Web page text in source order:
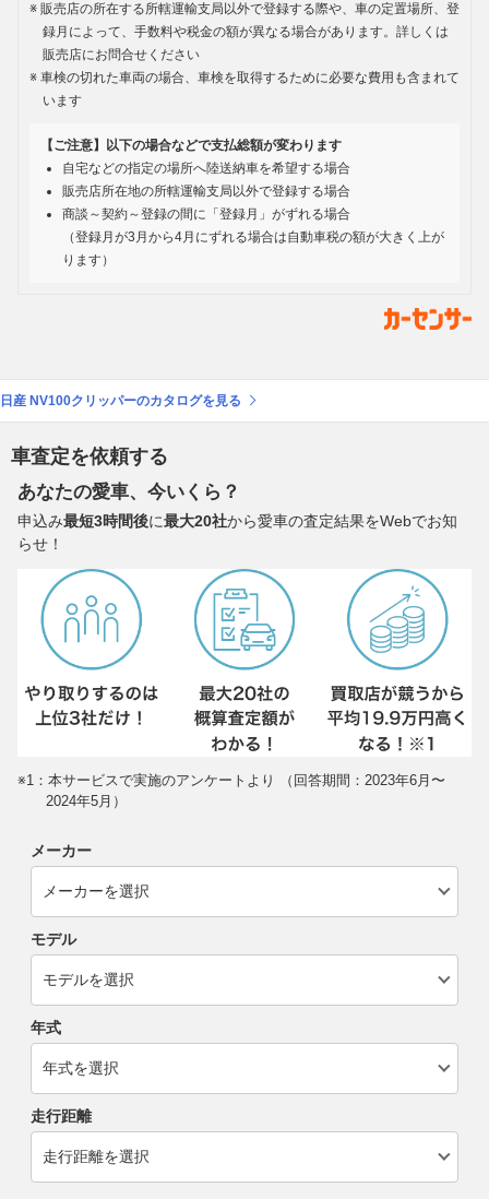
販売店の所在する所轄運輸支局以外で登録する際や、車の定置場所、登
録月によって、手数料や税金の額が異なる場合があります。詳しくは
販売店にお問合せください
車検の切れた車両の場合、車検を取得するために必要な費用も含まれて
います
【ご注意】以下の場合などで支払総額が変わります
自宅などの指定の場所へ陸送納車を希望する場合
販売店所在地の所轄運輸支局以外で登録する場合
商談～契約～登録の間に「登録月」がずれる場合
（登録月が3月から4月にずれる場合は自動車税の額が大きく上が
ります）
日産 NV100クリッパーのカタログを見る
車査定を依頼する
あなたの愛車、今いくら？
申込み最短3時間後に最大20社から愛車の査定結果をWebでお知
らせ！
※1：本サービスで実施のアンケートより （回答期間：2023年6月〜
2024年5月）
メーカー
モデル
年式
走行距離